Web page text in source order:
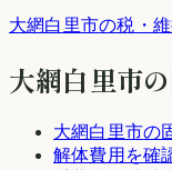
大網白里市の税・
大網白里市
大網白里市の
解体費用を確